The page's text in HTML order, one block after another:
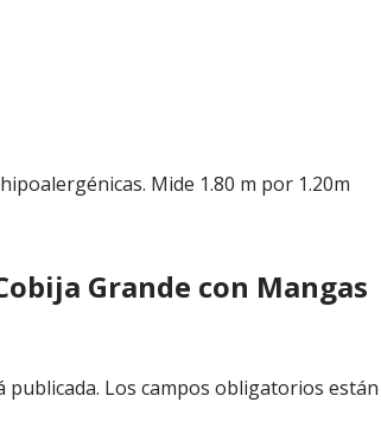
Mide 1.80 m por 1.20m
Grande con Mangas
publicada. Los campos obligatorios están